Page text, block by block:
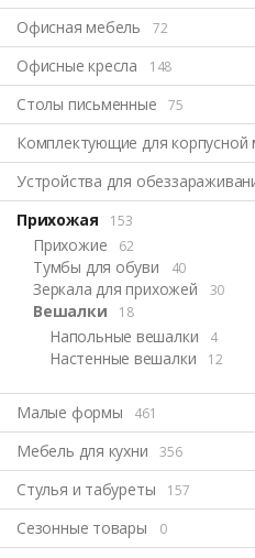
Офисная мебель 72
Офисные кресла 148
Столы письменные 75
Комплектующие для корпусной
Устройства для
Прихожая 153
Прихожие 62
Тумбы для обуви 40
Зеркала для прихожей 30
Вешалки 18
Напольные вешалки 4
Настенные вешалки 12
Малые формы 461
Мебель для кухни 356
Стулья и табуреты 157
Сезонные товары 0